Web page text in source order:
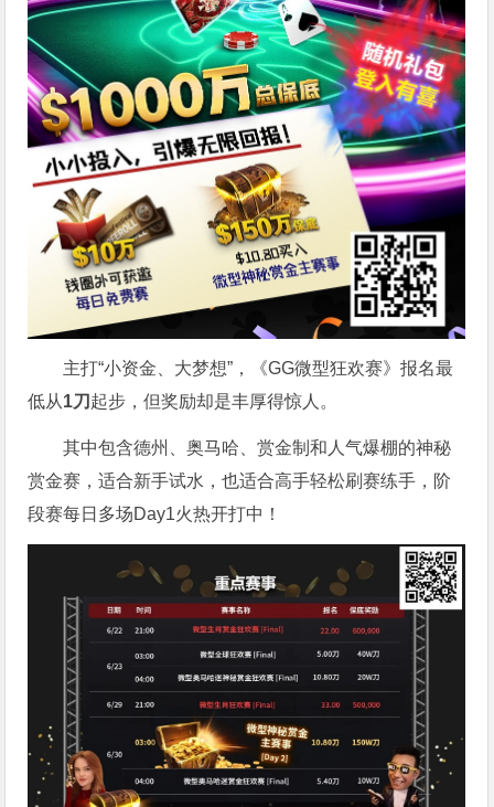
主打“小资金、大梦想”，《GG微型狂欢赛》报名最
低从1刀 起步，但奖励却是丰厚得惊人。
其中包含德州、奥马哈、赏金制和人气爆棚的神秘
赏金赛，适合新手试水，也适合高手轻松刷赛练手，阶
段赛每日多场Day1火热开打中！